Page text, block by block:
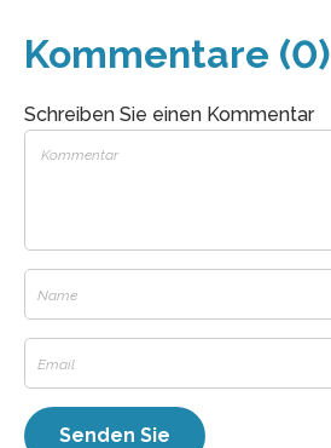
Kommentare (0)
Schreiben Sie einen Kommentar